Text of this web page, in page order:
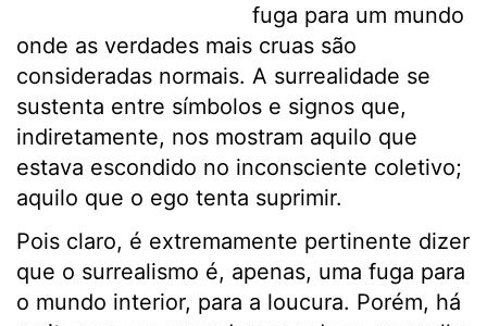
fuga para um mundo
onde as verdades mais cruas são
consideradas normais. A surrealidade se
sustenta entre símbolos e signos que,
indiretamente, nos mostram aquilo que
estava escondido no inconsciente coletivo;
aquilo que o ego tenta suprimir.
Pois claro, é extremamente pertinente dizer
que o surrealismo é, apenas, uma fuga para
o mundo interior, para a loucura. Porém, há